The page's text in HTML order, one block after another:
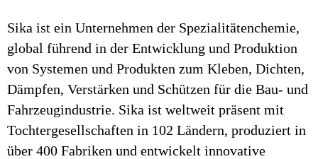
Sika ist ein Unternehmen der Spezialitätenchemie,
global führend in der Entwicklung und Produktion
von Systemen und Produkten zum Kleben, Dichten,
Dämpfen, Verstärken und Schützen für die Bau- und
Fahrzeugindustrie. Sika ist weltweit präsent mit
Tochtergesellschaften in 102 Ländern, produziert in
über 400 Fabriken und entwickelt innovative